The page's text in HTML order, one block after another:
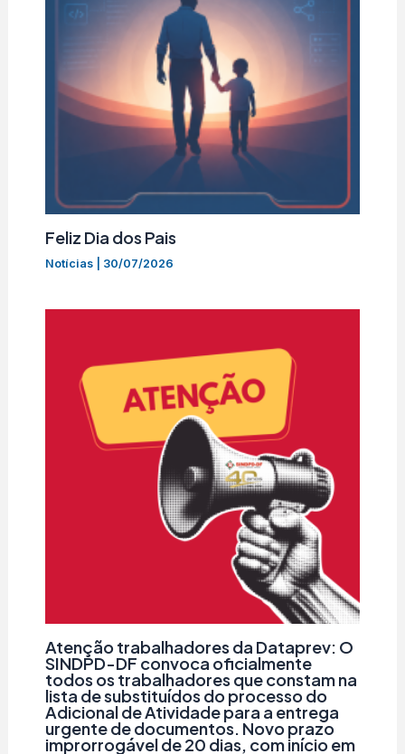
Feliz Dia dos Pais
Notícias| 30/07/2026
Atenção trabalhadores da Dataprev: O
SINDPD-DF convoca oficialmente
todos os trabalhadores que constam na
lista de substituídos do processo do
Adicional de Atividade para a entrega
urgente de documentos. Novo prazo
improrrogável de 20 dias, com início em